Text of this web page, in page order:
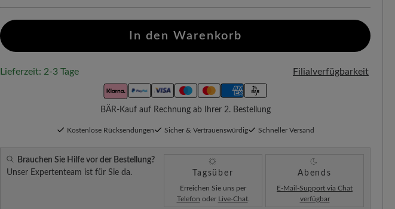
In den Warenkorb
Lieferzeit: 2-3 Tage Filialverfügbarkeit
BÄR-Kauf auf Rechnung ab Ihrer 2. Bestellung
Kostenlose Rücksendungen Sicher & Vertrauenswürdig Schneller Versand
Brauchen Sie Hilfe vor der Bestellung?
Unser Expertenteam ist für Sie da.
Tagsüber
Erreichen Sie uns per
Telefon oder Live-Chat.
Abends
E-Mail-Support via Chat
verfügbar